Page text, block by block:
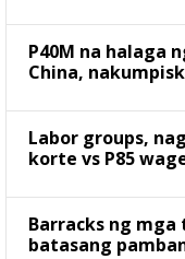
P40M na halaga
China,
Labor groups,
korte vs P85
Barracks ng mga
batasang